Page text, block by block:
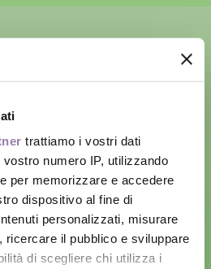
trattiamo i vostri dati
numero IP, utilizzando
per memorizzare e accedere
dispositivo al fine di
personalizzati, misurare
ricercare il pubblico e sviluppare
di scegliere chi utilizza i
di Lingue
straniera può metterti
un corso “che segue te”
da seguire”) può rendere
più rilassata.